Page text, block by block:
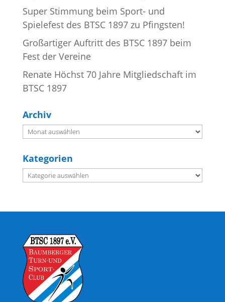
Super Stimmung beim Sport- und
Spielefest des BTSC 1897 zu Pfingsten!
Großartiger Auftritt des BTSC 1897 beim
Fest der Vereine
Renate Höchst 70 Jahre Mitgliedschaft im
BTSC 1897
Archiv
Archiv
Kategorien
Kategorien